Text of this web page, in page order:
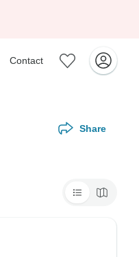
Contact
Share